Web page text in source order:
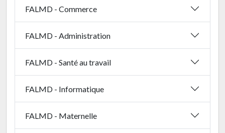
FALMD - Commerce
FALMD - Administration
FALMD - Santé au travail
FALMD - Informatique
FALMD - Maternelle